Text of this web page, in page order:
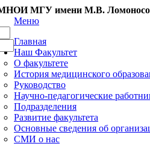
МНОИ МГУ имени М.В.
Меню
Главная
Наш Факультет
О факультете
История медицинского
Руководство
Научно-педагогические
Подразделения
Развитие факультета
Основные сведения об
СМИ о нас